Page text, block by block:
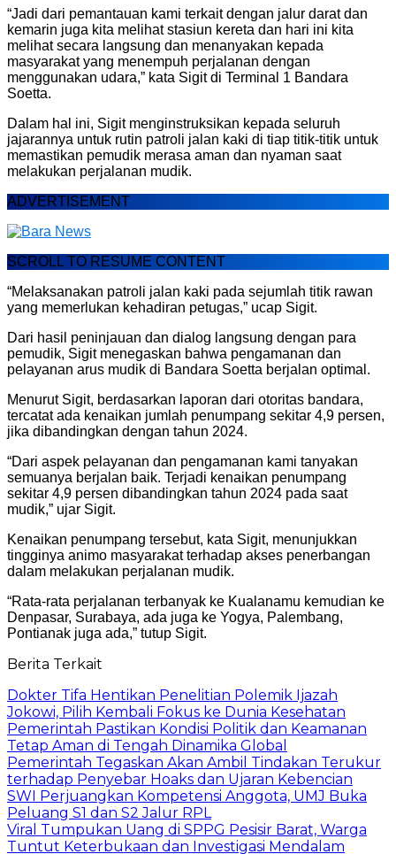
“Jadi dari pemantauan kami terkait dengan jalur darat dan
kemarin juga kita melihat stasiun kereta dan hari ini kita
melihat secara langsung dan menanyakan kepada
masyarakat yang menempuh perjalanan dengan
menggunakan udara,” kata Sigit di Terminal 1 Bandara
Soetta.
Dalam hal ini, Sigit menginstruksikan kepada seluruh
jajarannya untuk rutin patroli jalan kaki di tiap titik-titik untuk
memastikan pemudik merasa aman dan nyaman saat
melakukan perjalanan mudik.
ADVERTISEMENT
SCROLL TO RESUME CONTENT
“Melaksanakan patroli jalan kaki pada sejumlah titik rawan
yang memerlukan kehadiran petugas,” ucap Sigit.
Dari hasil peninjauan dan dialog langsung dengan para
pemudik, Sigit menegaskan bahwa pengamanan dan
pelayanan arus mudik di Bandara Soetta berjalan optimal.
Menurut Sigit, berdasarkan laporan dari otoritas bandara,
tercatat ada kenaikan jumlah penumpang sekitar 4,9 persen,
jika dibandingkan dengan tahun 2024.
“Dari aspek pelayanan dan pengamanan kami tanyakan
semuanya berjalan baik. Terjadi kenaikan penumpang
sekitar 4,9 persen dibandingkan tahun 2024 pada saat
mudik,” ujar Sigit.
Kenaikan penumpang tersebut, kata Sigit, menunjukkan
tingginya animo masyarakat terhadap akses penerbangan
dalam melakukan perjalanan mudik.
“Rata-rata perjalanan terbanyak ke Kualanamu kemudian ke
Denpasar, Surabaya, ada juga ke Yogya, Palembang,
Pontianak juga ada,” tutup Sigit.
Berita Terkait
Dokter Tifa Hentikan Penelitian Polemik Ijazah
Jokowi, Pilih Kembali Fokus ke Dunia Kesehatan
Pemerintah Pastikan Kondisi Politik dan Keamanan
Tetap Aman di Tengah Dinamika Global
Pemerintah Tegaskan Akan Ambil Tindakan Terukur
terhadap Penyebar Hoaks dan Ujaran Kebencian
SWI Perjuangkan Kompetensi Anggota, UMJ Buka
Peluang S1 dan S2 Jalur RPL
Viral Tumpukan Uang di SPPG Pesisir Barat, Warga
Tuntut Keterbukaan dan Investigasi Mendalam